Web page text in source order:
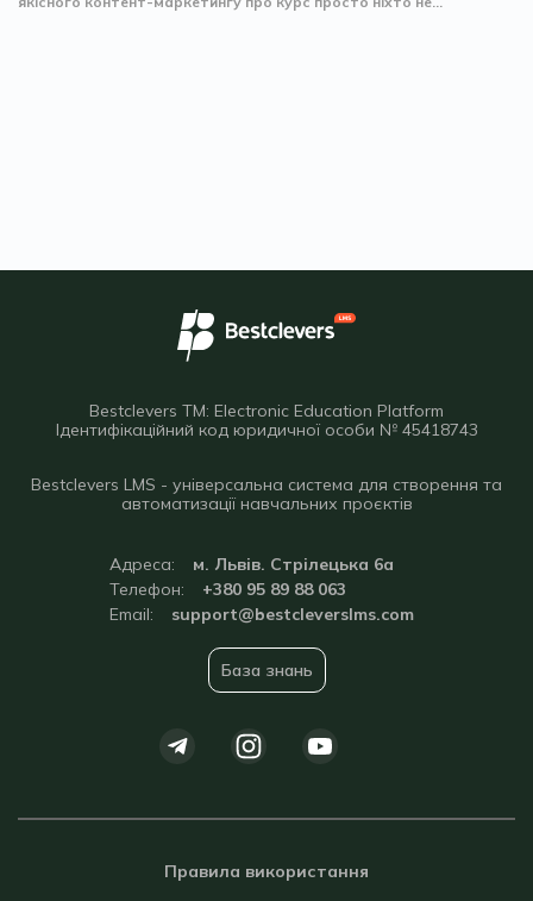
Bestclevers TM: Electronic Education Platform
Ідентифікаційний код юридичної особи № 45418743
Bestclevers LMS - універсальна система для створення та
автоматизації навчальних проєктів
Адреса:
м. Львів. Стрілецька 6а
Телефон:
+380 95 89 88 063
Email:
support@bestcleverslms.com
База знань
Правила використання